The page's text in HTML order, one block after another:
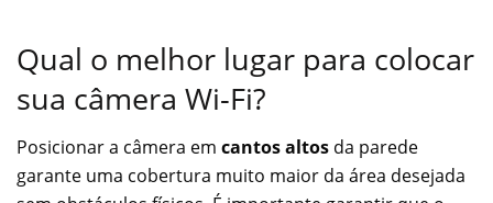
Qual o melhor lugar para colocar
sua câmera Wi-Fi?
Posicionar a câmera em cantos altos da parede
garante uma cobertura muito maior da área desejada